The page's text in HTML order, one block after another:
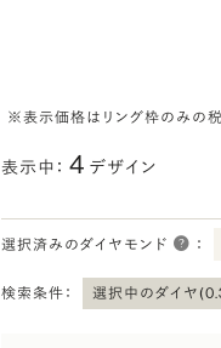
※表示価格はリング枠のみの
表示中： 4 デザイン
選択済みのダイヤモンド ：
検索条件： 選択中のダイヤ